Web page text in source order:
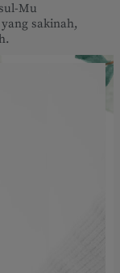
Mu
sakinah,